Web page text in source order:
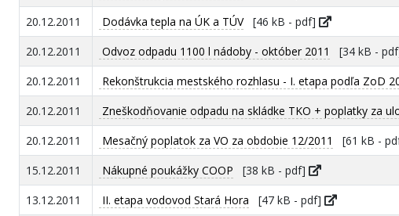
20.12.2011
Dodávka tepla na ÚK a TÚV[46 kB - pdf]
20.12.2011
Odvoz odpadu 1100 l nádoby - október 2011
[34 kB -
20.12.2011
Rekonštrukcia mestského rozhlasu - I. etapa podľa ZoD
20.12.2011
Zneškodňovanie odpadu na skládke TKO + poplatky za
20.12.2011
Mesačný poplatok za VO za obdobie 12/2011
[61 kB -
15.12.2011
Nákupné poukážky COOP [38 kB - pdf]
13.12.2011
II. etapa vodovod Stará Hora [47 kB - pdf]